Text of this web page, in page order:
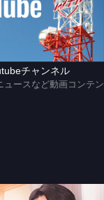
チャンネル
ュースなど動画コンテン